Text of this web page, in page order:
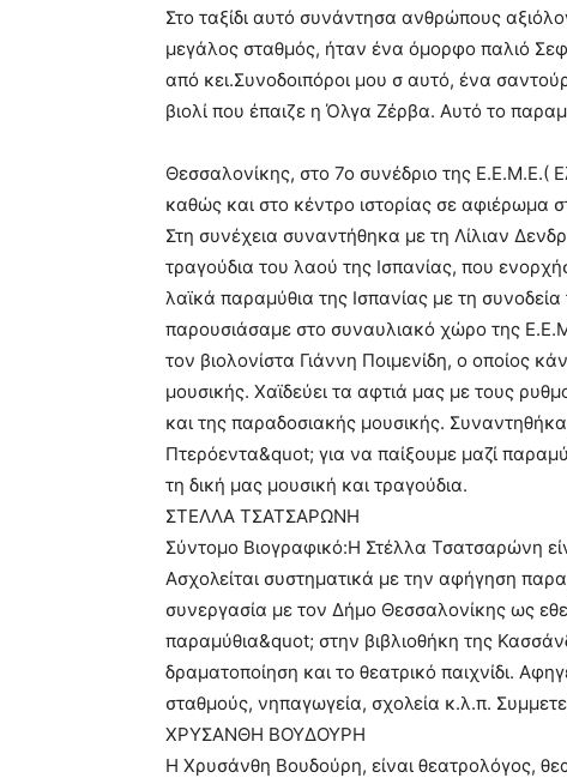
Στο ταξίδι αυτό συνάντησα ανθρώπους
μεγάλος σταθμός, ήταν ένα όμορφο παλιό
από κει.Συνοδοιπόροι μου σ αυτό, ένα
βιολί που έπαιζε η Όλγα Ζέρβα. Αυτό το
Θεσσαλονίκης, στο 7ο συνέδριο της Ε.Ε.Μ.Ε.(
καθώς και στο κέντρο ιστορίας σε αφιέρωμα
Στη συνέχεια συναντήθηκα με τη Λίλιαν
τραγούδια του λαού της Ισπανίας, που
λαϊκά παραμύθια της Ισπανίας με τη
παρουσιάσαμε στο συναυλιακό χώρο της
τον βιολονίστα Γιάννη Ποιμενίδη, ο οποίος
μουσικής. Χαϊδεύει τα αφτιά μας με τους
και της παραδοσιακής μουσικής.
Πτερόεντα&quot; για να παίξουμε μαζί
τη δική μας μουσική και τραγούδια.
ΣΤΕΛΛΑ ΤΣΑΤΣΑΡΩΝΗ
Σύντομο Βιογραφικό:Η Στέλλα Τσατσαρώνη
Ασχολείται συστηματικά με την αφήγηση
συνεργασία με τον Δήμο Θεσσαλονίκης ως
παραμύθια&quot; στην βιβλιοθήκη της
δραματοποίηση και το θεατρικό παιχνίδι.
σταθμούς, νηπαγωγεία, σχολεία κ.λ.π.
ΧΡΥΣΑΝΘΗ ΒΟΥΔΟΥΡΗ
Η Χρυσάνθη Βουδούρη, είναι θεατρολόγος,